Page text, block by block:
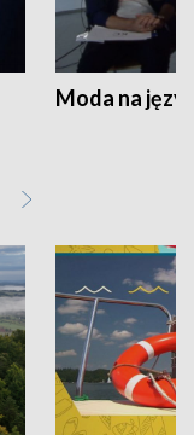
Moda na